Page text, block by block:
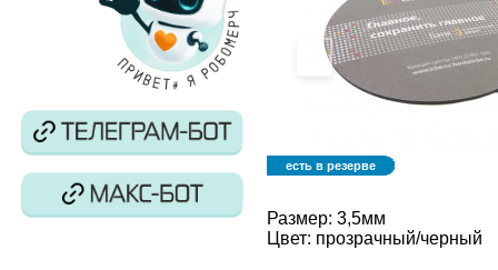
есть в резерве
Размер: 3,5мм
Цвет: прозрачный/черный